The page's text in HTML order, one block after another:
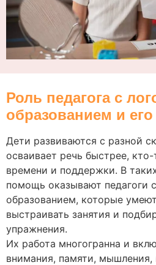
Роль педагога с
образованием и
Дети развиваются с разной
осваивает речь быстрее,
времени и поддержки. В
помощь оказывают педагоги
образованием, которые
выстраивать занятия и
упражнения.
Их работа многогранна и
внимания, памяти, мышления,